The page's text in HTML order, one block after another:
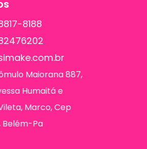
8188
Maiorana 887,
Humaitá e
Marco, Cep
Belém-Pa